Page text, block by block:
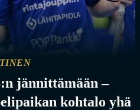
jännittämään –
kohtalo yhä